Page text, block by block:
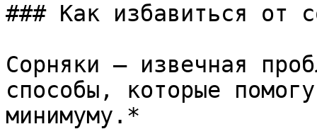
### Как избавиться от
Сорняки – извечная
способы, которые
минимуму.*